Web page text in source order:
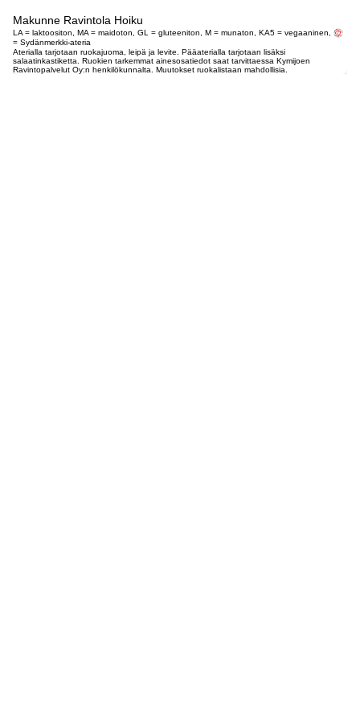
Makunne Ravintola Hoiku
LA = laktoositon, MA = maidoton, GL = gluteeniton, M = munaton, KA5 = vegaaninen,
= Sydänmerkki-ateria
Aterialla tarjotaan ruokajuoma, leipä ja levite. Pääaterialla tarjotaan lisäksi
salaatinkastiketta. Ruokien tarkemmat ainesosatiedot saat tarvittaessa Kymijoen
Ravintopalvelut Oy:n henkilökunnalta. Muutokset ruokalistaan mahdollisia.